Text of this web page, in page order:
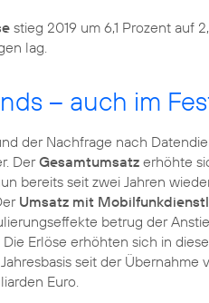
stieg 2019 um 6,1 Prozent auf
lag.
– auch im
der Nachfrage nach
DerGesamtumsatz erhöhte
bereits seit zwei Jahren
Umsatz mit
betrug der
Die Erlöse erhöhten sich in
seit der
Euro.